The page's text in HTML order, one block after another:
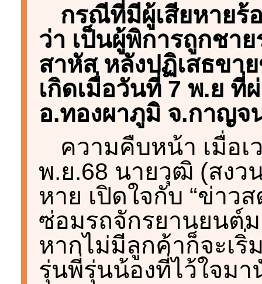
กรณีที่มีผู้เสียหายร้
ว่า เป็นผู้พิการถูกชา
สาหัส หลังปฏิเสธขา
เกิดเมื่อวันที่ 7 พ.ย
อ.ทองผาภูมิ จ.กาญจ
ความคืบหน้า เมื่อเ
พ.ย.68 นายวุฒิ (สงว
หาย เปิดใจกับ “ข่าว
ซ่อมรถจักรยานยนต์
หากไม่มีลูกค้าก็จะเริ่
รุ่นพี่รุ่นน้องที่ไว้ใจม